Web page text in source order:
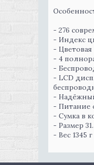
- 276
- Индекс
- Цветовая
- 4
-
- LCD
-
- Питание
- Сумка в
- Размер
- Вес 1345 г